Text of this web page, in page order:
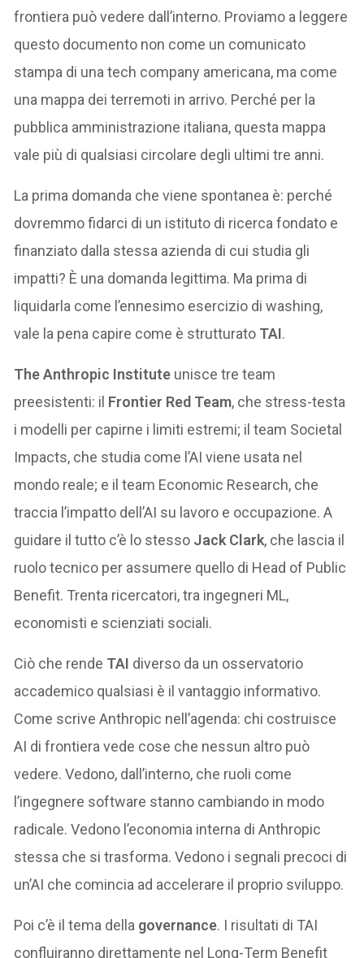
frontiera può vedere dall’interno. Proviamo a leggere
questo documento non come un comunicato
stampa di una tech company americana, ma come
una mappa dei terremoti in arrivo. Perché per la
pubblica amministrazione italiana, questa mappa
vale più di qualsiasi circolare degli ultimi tre anni.
La prima domanda che viene spontanea è: perché
dovremmo fidarci di un istituto di ricerca fondato e
finanziato dalla stessa azienda di cui studia gli
impatti? È una domanda legittima. Ma prima di
liquidarla come l’ennesimo esercizio di washing,
vale la pena capire come è strutturato TAI.
The Anthropic Institute unisce tre team
preesistenti: il Frontier Red Team, che stress-testa
i modelli per capirne i limiti estremi; il team Societal
Impacts, che studia come l’AI viene usata nel
mondo reale; e il team Economic Research, che
traccia l’impatto dell’AI su lavoro e occupazione. A
guidare il tutto c’è lo stesso Jack Clark, che lascia il
ruolo tecnico per assumere quello di Head of Public
Benefit. Trenta ricercatori, tra ingegneri ML,
economisti e scienziati sociali.
Ciò che rende TAI diverso da un osservatorio
accademico qualsiasi è il vantaggio informativo.
Come scrive Anthropic nell’agenda: chi costruisce
AI di frontiera vede cose che nessun altro può
vedere. Vedono, dall’interno, che ruoli come
l’ingegnere software stanno cambiando in modo
radicale. Vedono l’economia interna di Anthropic
stessa che si trasforma. Vedono i segnali precoci di
un’AI che comincia ad accelerare il proprio sviluppo.
Poi c’è il tema della governance. I risultati di TAI
confluiranno direttamente nel Long-Term Benefit